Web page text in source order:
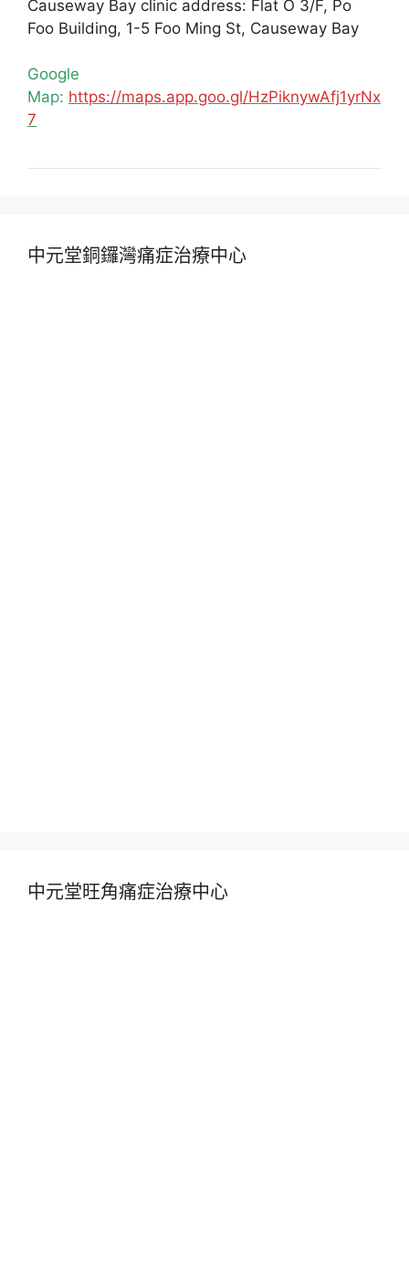
Causeway Bay clinic address: Flat O 3/F, Po
Foo Building, 1-5 Foo Ming St, Causeway Bay
Google
Map: https://maps.app.goo.gl/HzPiknywAfj1yrNx
7
中元堂銅鑼灣痛症治療中心
中元堂旺角痛症治療中心